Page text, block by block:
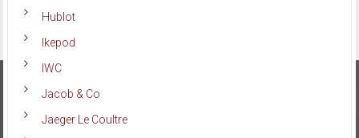
Hublot
Ikepod
IWC
Jacob & Co
Jaeger Le Coultre